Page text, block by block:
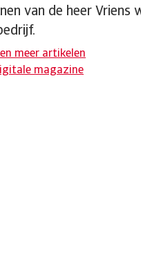
van de heer Vriens
meer artikelen
magazine